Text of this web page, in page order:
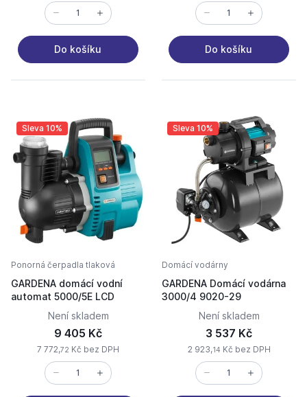
Do košíku Do košíku
Sleva 10%
Ponorná čerpadla tlaková
GARDENA domácí vodní
automat 5000/5E LCD
Není skladem
9 405 Kč
7 772,72 Kč bez DPH
Sleva 10%
Domácí vodárny
GARDENA Domácí vodárna
3000/4 9020-29
Není skladem
3 537 Kč
2 923,14 Kč bez DPH